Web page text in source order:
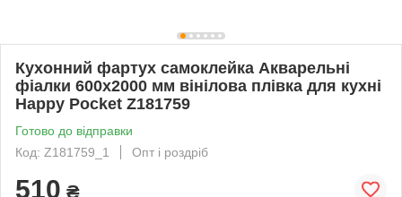
Кухонний фартух самоклейка Акварельні
фіалки 600х2000 мм вінілова плівка для кухні
Happy Pocket Z181759
Готово до відправки
Код: Z181759_1
Опт і роздріб
510 ₴